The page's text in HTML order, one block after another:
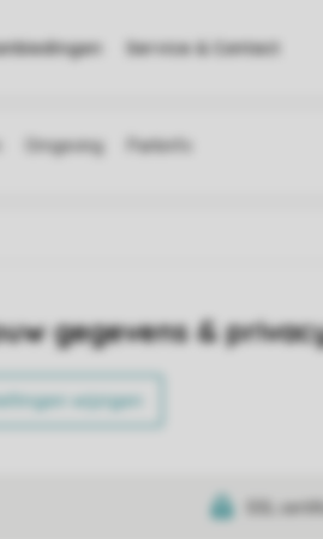
Service & Contact
gegevens &
wijzigen
SSL